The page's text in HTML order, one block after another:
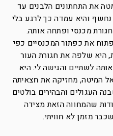
את התחתונים הלבנים עד
נחשף והיא עמדה כך לרגע בלי
מכנסי ופתחה אותה.
את כפתור המכנסיים כפי
שלפה את חגורת העור
לשתיים והגישה לי. היא
המיטה, מחזיקה את חצאיתה
העגולים והבהירים בולטים
שהמחווה הזאת מצידה
מזמן לא חוויתי.